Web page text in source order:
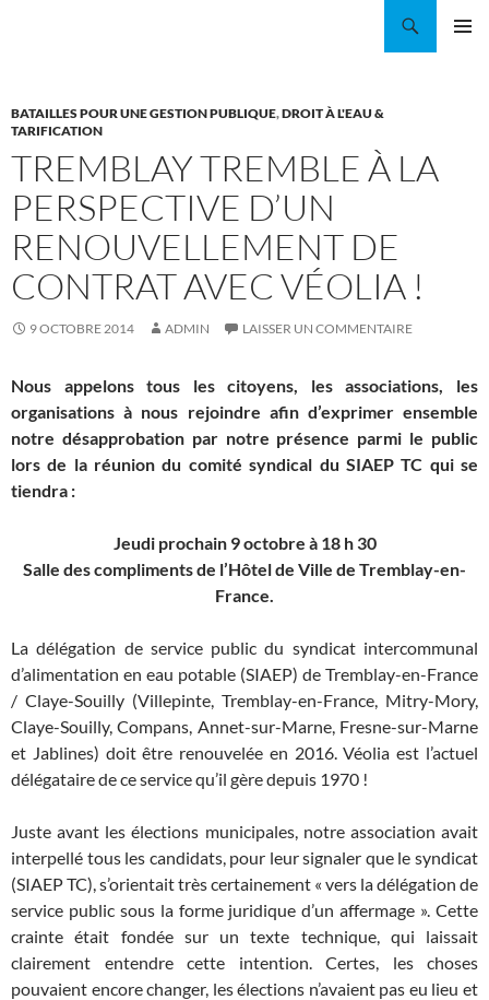
BATAILLES POUR UNE GESTION PUBLIQUE,DROIT À L'EAU &
TARIFICATION
TREMBLAY TREMBLE À LA
PERSPECTIVE D’UN
RENOUVELLEMENT DE
CONTRAT AVEC VÉOLIA !
9 OCTOBRE 2014 ADMIN LAISSER UN COMMENTAIRE
Nous appelons tous les citoyens, les associations, les
organisations à nous rejoindre afin d’exprimer ensemble
notre désapprobation par notre présence parmi le public
lors de la réunion du comité syndical du SIAEP TC qui se
tiendra :
Jeudi prochain 9 octobre à 18 h 30
Salle des compliments de l’Hôtel de Ville de Tremblay-en-
France.
La délégation de service public du syndicat intercommunal
d’alimentation en eau potable (SIAEP) de Tremblay-en-France
/ Claye-Souilly (Villepinte, Tremblay-en-France, Mitry-Mory,
Claye-Souilly, Compans, Annet-sur-Marne, Fresne-sur-Marne
et Jablines) doit être renouvelée en 2016. Véolia est l’actuel
délégataire de ce service qu’il gère depuis 1970 !
Juste avant les élections municipales, notre association avait
interpellé tous les candidats, pour leur signaler que le syndicat
(SIAEP TC), s’orientait très certainement « vers la délégation de
service public sous la forme juridique d’un affermage ». Cette
crainte était fondée sur un texte technique, qui laissait
clairement entendre cette intention. Certes, les choses
pouvaient encore changer, les élections n’avaient pas eu lieu et